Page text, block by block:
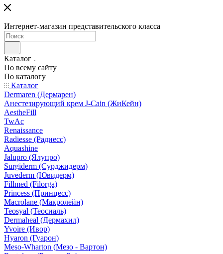
Интернет-магазин представительского класса
Каталог
По всему сайту
По каталогу
Каталог
Dermaren (Дермарен)
Анестезирующий крем J-Cain (ЖиКейн)
AestheFill
TwAc
Renaissance
Radiesse (Радиесс)
Aquashine
Jalupro (Ялупро)
Surgiderm (Сурджидерм)
Juvederm (Ювидерм)
Fillmed (Filorga)
Princess (Принцесс)
Macrolane (Макролейн)
Teosyal (Теосиаль)
Dermaheal (Дермахил)
Yvoire (Ивор)
Hyaron (Гуарон)
Meso-Wharton (Мезо - Вартон)